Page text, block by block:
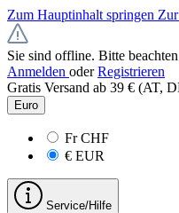
Zum Hauptinhalt springen
Sie sind offline. Bitte
Anmelden oder Registrieren
Gratis Versand ab 39 € (AT,
Euro
FrCHF
€ EUR
Service/Hilfe